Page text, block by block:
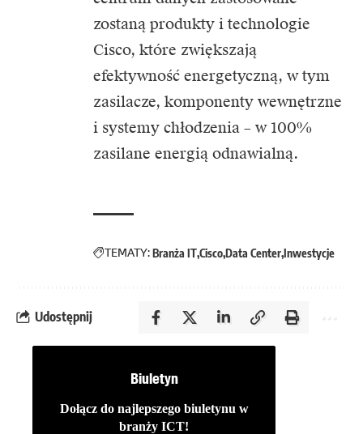
zostaną produkty i technologie
Cisco, które zwiększają
efektywność energetyczną, w tym
zasilacze, komponenty wewnętrzne
i systemy chłodzenia – w 100%
zasilane energią odnawialną.
TEMATY:Branża ITCiscoData CenterInwestycje
Udostępnij
Biuletyn
Dołącz do najlepszego biuletynu w
branży ICT!